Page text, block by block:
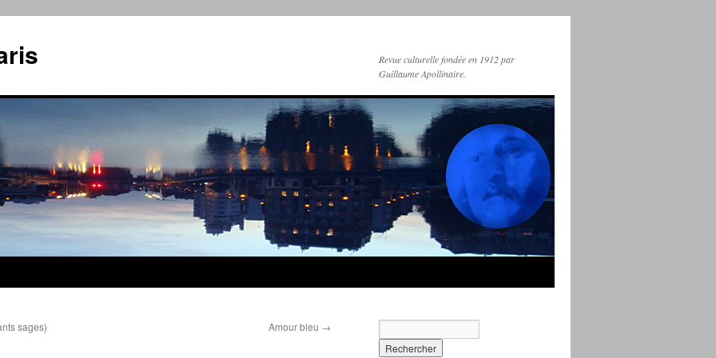
Revue culturelle fondée en 1912 par
Guillaume Apollinaire.
sages) Amour bleu →